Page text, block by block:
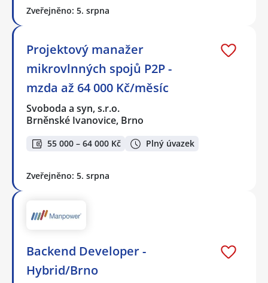
Zveřejněno: 5. srpna
Projektový manažer
mikrovlnných spojů P2P -
mzda až 64 000 Kč/měsíc
Svoboda a syn, s.r.o.
Brněnské Ivanovice, Brno
55 000 – 64 000 Kč Plný úvazek
Zveřejněno: 5. srpna
Backend Developer -
Hybrid/Brno